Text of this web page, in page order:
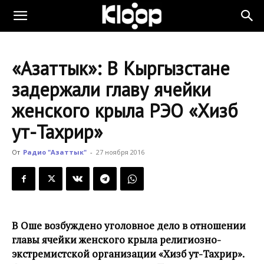
KLOOP.KG
Новости
Кыргызстана
«Азаттык»: В Кыргызстане
задержали главу ячейки
женского крыла РЭО «Хизб
ут-Тахрир»
От Радио "Азаттык" - 27 ноября 2016
В Оше возбуждено уголовное дело в отношении
главы ячейки женского крыла религиозно-
экстремистской организации «Хизб ут-Тахрир».